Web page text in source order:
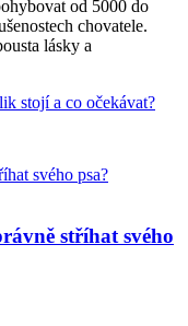
od 5000 do
chovatele.
lásky a
stojí a co očekávat?
stříhat svého